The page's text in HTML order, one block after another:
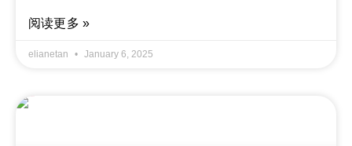
阅读更多 »
elianetan January 6, 2025